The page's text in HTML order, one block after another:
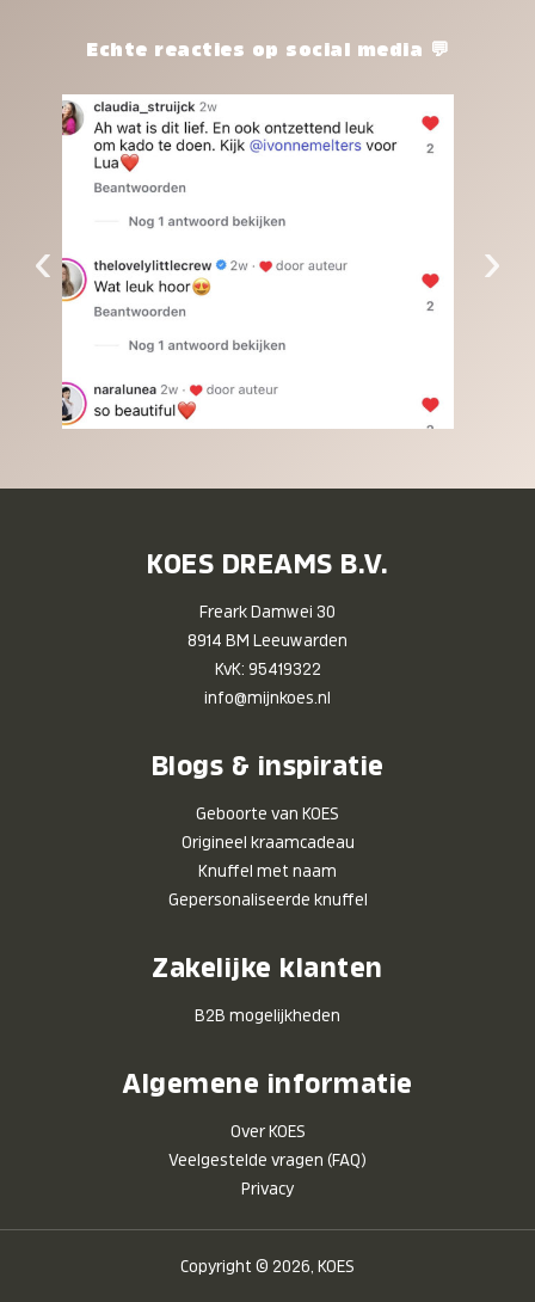
het waard.Echte reacties op social media 💬
‹ ›
KOES DREAMS B.V.
Freark Damwei 30
8914 BM Leeuwarden
KvK: 95419322
info@mijnkoes.nl
Blogs & inspiratie
Geboorte van KOES
Origineel kraamcadeau
Knuffel met naam
Gepersonaliseerde knuffel
Zakelijke klanten
B2B mogelijkheden
Algemene informatie
Over KOES
Veelgestelde vragen (FAQ)
Privacy
Copyright © 2026, KOES